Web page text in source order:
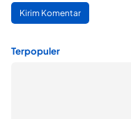
Terpopuler